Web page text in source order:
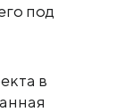
под
в